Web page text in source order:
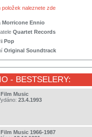
položek naleznete zde
Morricone Ennio
Quartet Records
Pop
Original Soundtrack
- BESTSELERY:
Music
23.4.1993
Music 1966-1987